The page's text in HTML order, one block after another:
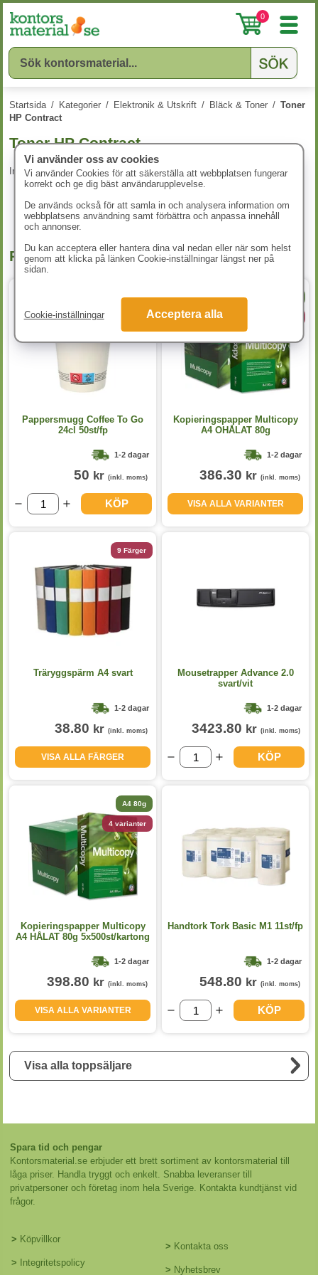
0
Startsida / Kategorier / Elektronik & Utskrift / Bläck & Toner / Toner
HP Contract
Toner HP Contract
Inga produkter att visa.
Populära produkter
Pappersmugg Coffee To Go
24cl 50st/fp
1-2 dagar
50 kr (inkl. moms)
KÖP
Kopieringspapper Multicopy
A4 OHÅLAT 80g
1-2 dagar
386.30 kr (inkl. moms)
VISA ALLA VARIANTER
9 Färger
Träryggspärm A4 svart
1-2 dagar
38.80 kr (inkl. moms)
VISA ALLA FÄRGER
Mousetrapper Advance 2.0
svart/vit
1-2 dagar
3423.80 kr (inkl. moms)
KÖP
A4 80g
4 varianter
Kopieringspapper Multicopy
A4 HÅLAT 80g 5x500st/kartong
1-2 dagar
398.80 kr (inkl. moms)
VISA ALLA VARIANTER
Handtork Tork Basic M1 11st/fp
1-2 dagar
548.80 kr (inkl. moms)
KÖP
Visa alla toppsäljare
Spara tid och pengar
Kontorsmaterial.se erbjuder ett brett sortiment av kontorsmaterial till
låga priser. Handla tryggt och enkelt. Snabba leveranser till
privatpersoner och företag inom hela Sverige. Kontakta kundtjänst vid
frågor.
> Köpvillkor
> Integritetspolicy
> Kontakta oss
> Nyhetsbrev
Vi använder oss av cookies
Vi använder Cookies för att säkerställa att webbplatsen fungerar
korrekt och ge dig bäst användarupplevelse.
De används också för att samla in och analysera information om
webbplatsens användning samt förbättra och anpassa innehåll
och annonser.
Du kan acceptera eller hantera dina val nedan eller när som helst
genom att klicka på länken Cookie-inställningar längst ner på
sidan.
Cookie-inställningar Acceptera alla